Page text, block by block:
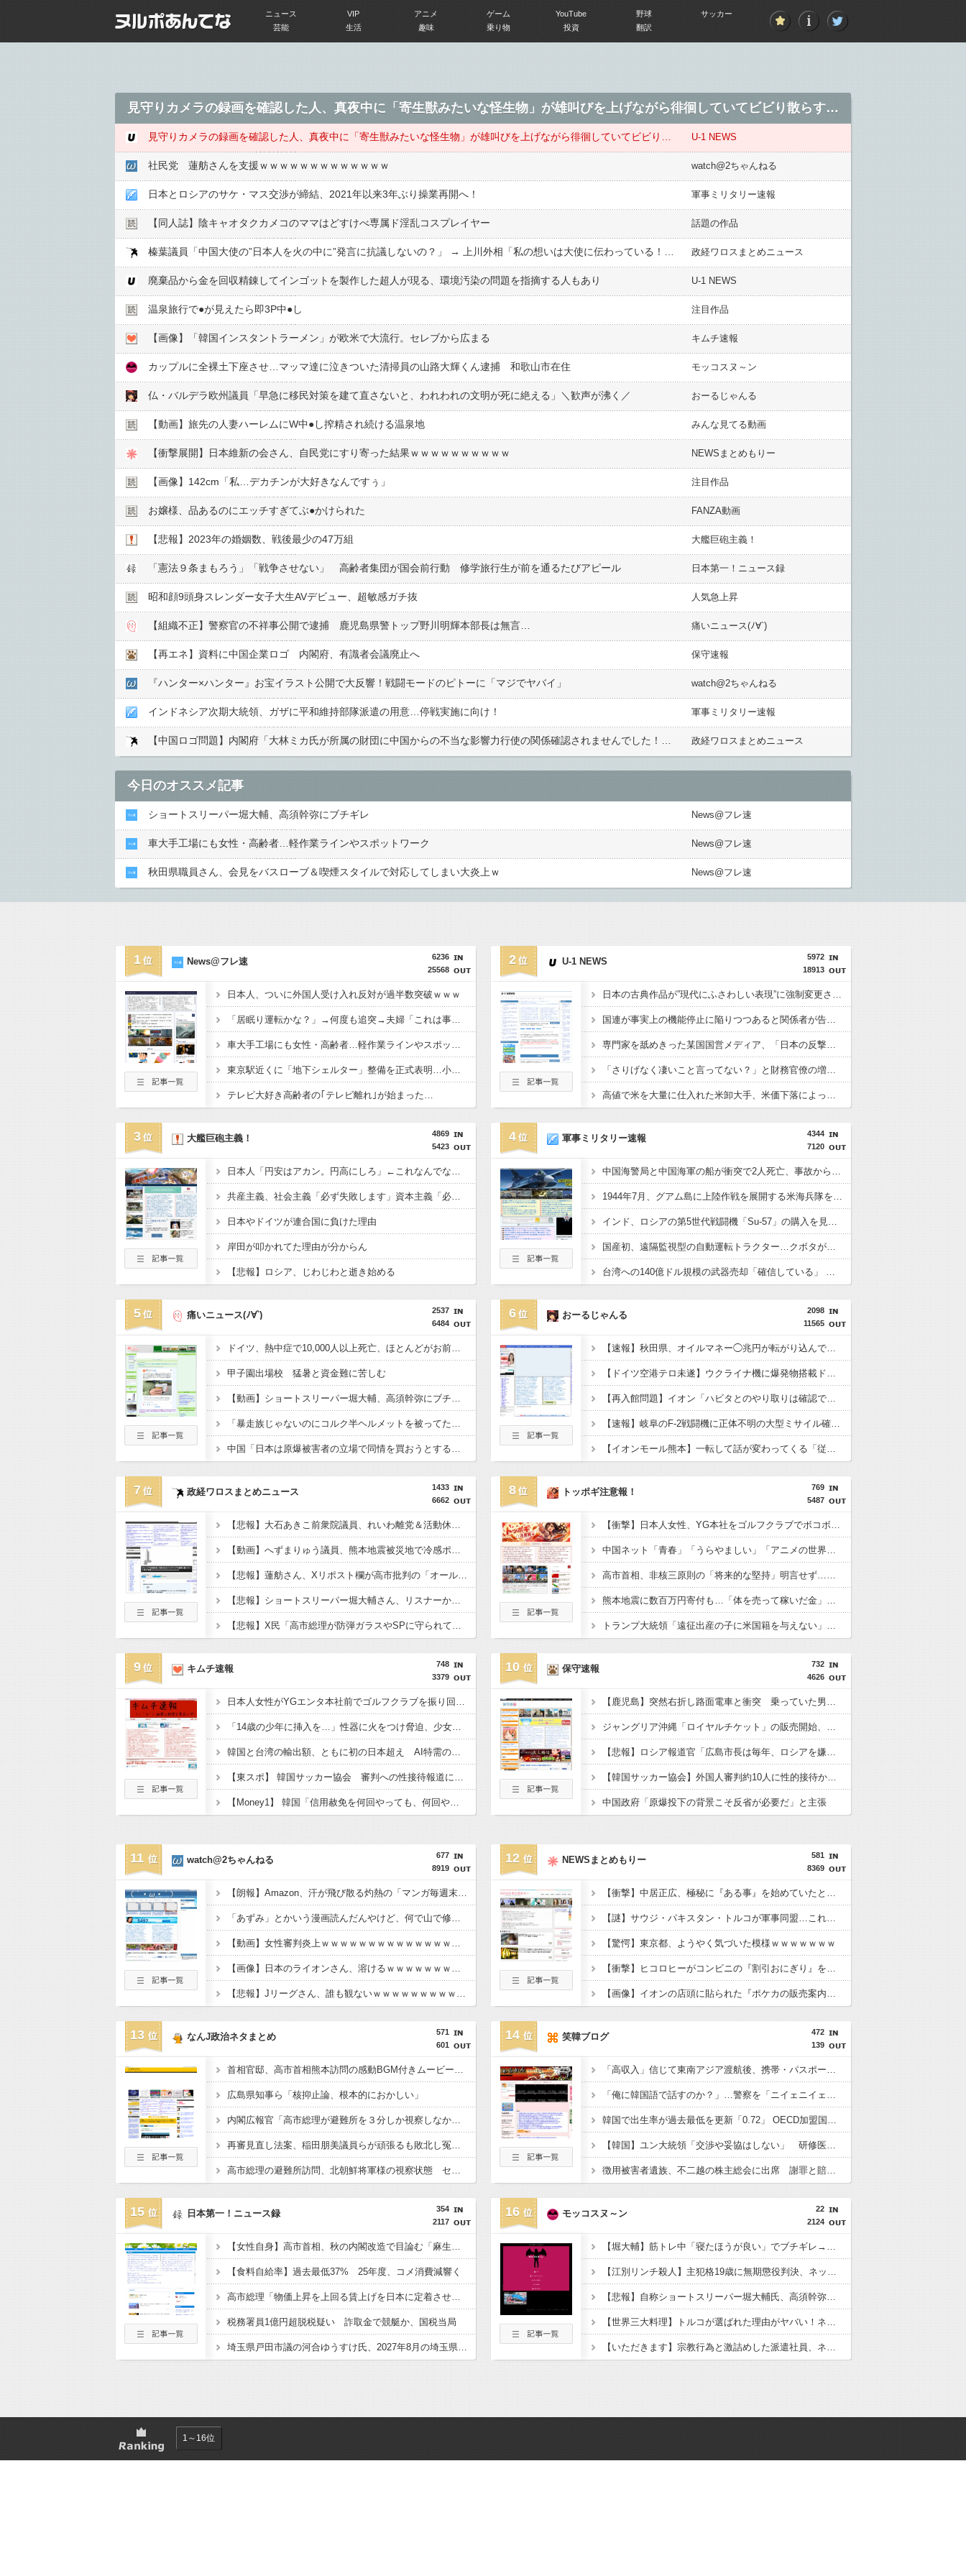
ニュース VIP アニメ ゲーム YouTube 野球
サッカー
芸能
生活 趣味 乗り物 投資 翻訳
見守りカメラの録画を確認した人、真夜中に「寄生獣みたいな怪生物」が雄叫びを上げながら徘徊していてビビり散らす……
U-1 NEWS
社民党 蓮舫さんを支援ｗｗｗｗｗｗｗｗｗｗｗｗｗ watch@2ちゃんねる
日本とロシアのサケ・マス交渉が締結、2021年以来3年ぶり操業再開へ！ 軍事ミリタリー速報
【同人誌】陰キャオタクカメコのママはどすけべ専属ド淫乱コスプレイヤー 話題の作品
政経ワロスまとめニュース
廃棄品から金を回収精錬してインゴットを製作した超人が現る、環境汚染の問題を指摘する人もあり U-1 NEWS
温泉旅行で●︎が見えたら即3P中●︎し 注目作品
【画像】「韓国インスタントラーメン」が欧米で大流行。セレブから広まる キムチ速報
カップルに全裸土下座させ…マッマ達に泣きついた清掃員の山路大輝くん逮捕 和歌山市在住 モッコスヌ～ン
仏・バルデラ欧州議員「早急に移民対策を建て直さないと、われわれの文明が死に絶える」＼歓声が沸く／ おーるじゃんる
【動画】旅先の人妻ハーレムにW中●︎し搾精され続ける温泉地 みんな見てる動画
【衝撃展開】日本維新の会さん、自民党にすり寄った結果ｗｗｗｗｗｗｗｗｗｗ NEWSまとめもりー
【画像】142cm「私…デカチンが大好きなんですぅ」 注目作品
お嬢様、品あるのにエッチすぎてぶ●︎かけられた FANZA動画
【悲報】2023年の婚姻数、戦後最少の47万組 大艦巨砲主義！
「憲法９条まもろう」「戦争させない」 高齢者集団が国会前行動 修学旅行生が前を通るたびアピール 日本第一！ニュース録
昭和顔9頭身スレンダー女子大生AVデビュー、超敏感ガチ抜 人気急上昇
【組織不正】警察官の不祥事公開で逮捕 鹿児島県警トップ野川明輝本部長は無言… 痛いニュース(ﾉ∀`)
【再エネ】資料に中国企業ロゴ 内閣府、有識者会議廃止へ 保守速報
『ハンター×ハンター』お宝イラスト公開で大反響！戦闘モードのピトーに「マジでヤバイ」 watch@2ちゃんねる
インドネシア次期大統領、ガザに平和維持部隊派遣の用意…停戦実施に向け！ 軍事ミリタリー速報
政経ワロスまとめニュース
今日のオススメ記事
ショートスリーパー堀大輔、高須幹弥にブチギレ News@フレ速
車大手工場にも女性・高齢者…軽作業ラインやスポットワーク News@フレ速
秋田県職員さん、会見をバスローブ＆喫煙スタイルで対応してしまい大炎上ｗ News@フレ速
1
6236
25568
News@フレ速
日本人、ついに外国人受け入れ反対が過半数突破ｗｗｗ
「居眠り運転かな？」→何度も追突→夫婦「これは事故じゃない」と気付く…
車大手工場にも女性・高齢者…軽作業ラインやスポットワーク
東京駅近くに「地下シェルター」整備を正式表明…小池百合子知事「多くの方が滞在、施設整備の効果高い」
テレビ大好き高齢者の｢テレビ離れ｣が始まった…
2
5972
18913
U-1 NEWS
日本の古典作品が”現代にふさわしい表現”に強制変更される事態が進行中、今の価値観に照らせば……
国連が事実上の機能停止に陥りつつあると関係者が告白、特に役に立たないくせに高給だけ毟り取った結果……
専門家を舐めきった某国国営メディア、「日本の反撃能力が地域を不安定化させている」というストーリーで番組制作を進めようとするも……
「さりげなく凄いこと言ってない？」と財務官僚の増上慢っぷりに衝撃を受ける人が続出、なぜ官僚にすぎない財務省が……
高値で米を大量に仕入れた米卸大手、米価下落によって決算が凄まじいことになっている模様
3
4869
5423
大艦巨砲主義！
日本人「円安はアカン。円高にしろ」←これなんでなんや
共産主義、社会主義「必ず失敗します」資本主義「必ず少子化します」
日本やドイツが連合国に負けた理由
岸田が叩かれてた理由が分からん
【悲報】ロシア、じわじわと逝き始める
4
4344
7120
軍事ミリタリー速報
中国海警局と中国海軍の船が衝突で2人死亡、事故から約1年を経て公表…南シナ海でフィリピン船を追跡中！
1944年7月、グアム島に上陸作戦を展開する米海兵隊を空撮！
インド、ロシアの第5世代戦闘機「Su-57」の購入を見送りか！
国産初、遠隔監視型の自動運転トラクター…クボタが来春に発売！
台湾への140億ドル規模の武器売却「確信している」 …米共和党重鎮、マコール議員が表明！
5
2537
6484
痛いニュース(ﾉ∀`)
ドイツ、熱中症で10,000人以上死亡、ほとんどがお前らと同年代で若者は元気????
甲子園出場校 猛暑と資金難に苦しむ
【動画】ショートスリーパー堀大輔、高須幹弥にブチギレ
「暴走族じゃないのにコルク半ヘルメットを被ってた」と因縁つけて暴行 少年らと父親(37)逮捕
中国「日本は原爆被害者の立場で同情を買おうとするのを止めろ」
6
2098
11565
おーるじゃんる
【速報】秋田県、オイルマネー◯兆円が転がり込んでガチで東北最強へ
【ドイツ空港テロ未遂】ウクライナ機に爆発物搭載ドローン接近→空港職員が蹴り落とす 偶然起爆せず最悪の事態回避「高性能C4搭載していた」
【再入館問題】イオン「ハビタとのやり取りは確認できず」も、抑止や社内ルール運用が徹底できなかった可能性を認める
【速報】岐阜のF-2戦闘機に正体不明の大型ミサイル確認 迎撃火器回避を備えた1000km級の変態ミサイルか
【イオンモール熊本】一転して話が変わってくる「従業員の避難誘導の証言が複数」イオン側が社内規定に抵触していた疑い
7
1433
6662
政経ワロスまとめニュース
【悲報】大石あきこ前衆院議員、れいわ離党＆活動休止を発表 → 過去の「スジを通す」宣言に】「説明責任どうなった？」とツッコミ殺到 ｗｗｗｗｗｗｗｗｗ
【動画】へずまりゅう議員、熊本地震被災地で冷感ポンチョ配布 → 被災民の衝撃の反応がコチラ → ｗｗｗｗｗｗｗｗｗｗｗｗｗｗｗｗ
【悲報】蓮舫さん、Xリポスト欄が高市批判の「オールスター状態」で埋め尽くされているとネットで話題に → ………
【悲報】ショートスリーパー堀大輔さん、リスナーから「寝たほうがいい！」と言われてガチギレし炎上 → 高須幹也医師の医学的アドバイスに激昂 ｗｗｗｗｗｗｗｗｗ
【悲報】X民「高市総理が防弾ガラスやSPに守られてながら平和式典でスピーチして「広島から出て行け！と何度も叫ばれるような人！」 ← 突っ込み殺到 ………
8
769
5487
トッポギ注意報！
【衝撃】日本人女性、YG本社をゴルフクラブでボコボコにして現行犯逮捕ｗｗｗ
中国ネット「青春」「うらやましい」「アニメの世界が現実に」
高市首相、非核三原則の「将来的な堅持」明言せず…米国の核抑止力「縛っている」との問題意識か
熊本地震に数百万円寄付も…「体を売って稼いだ金」と批判を受けた女優
トランプ大統領「遠征出産の子に米国籍を与えない」…大統領令に署名
9
748
3379
キムチ速報
日本人女性がYGエンタ本社前でゴルフクラブを振り回し逮捕…韓国
「14歳の少年に挿入を…」性器に火をつけ脅迫、少女達はモップで…657人が死亡した韓国“最悪の人権侵害”のおぞましすぎる実態
韓国と台湾の輸出額、ともに初の日本超え AI特需の恩恵で差 26年上期
【東スポ】 韓国サッカー協会 審判への性接待報道にＳＮＳ紛糾「徹底追及」「２００２年はどうなの？」
【Money1】 韓国「信用赦免を何回やっても、何回やっても」⇒ 257万人赦免したのに60万人がまた延滞者に転落！
10
732
4626
保守速報
【鹿児島】突然右折し路面電車と衝突 乗っていた男女3人は車を放置しダッシュで逃走中
ジャングリア沖縄「ロイヤルチケット」の販売開始、大人29,700円にｗｗｗｗｗｗｗｗｗ
【悲報】ロシア報道官「広島市長は毎年、ロシアを嫌悪する『偽りの呪文』を繰り返し、日本人をゾンビ化させている」と主張
【韓国サッカー協会】外国人審判約10人に性的接待か 計1496回、約2億ウォン（約2200万円）
中国政府「原爆投下の背景こそ反省が必要だ」と主張
11
677
8919
watch@2ちゃんねる
【朗報】Amazon、汗が飛び散る灼熱の「マンガ毎週末セール（50%還元）」を開催ｗｗｗｗｗｗｗｗｗｗ
「あずみ」とかいう漫画読んだんやけど、何で山で修行しただけの子供達があんなに強いんや
【動画】女性審判炎上ｗｗｗｗｗｗｗｗｗｗｗｗｗｗｗｗｗ
【画像】日本のライオンさん、溶けるｗｗｗｗｗｗｗｗｗｗｗｗｗｗ
【悲報】Jリーグさん、誰も観ないｗｗｗｗｗｗｗｗｗｗｗｗｗｗｗｗｗ
12
581
8369
NEWSまとめもりー
【衝撃】中居正広、極秘に『ある事』を始めていたと判明する・・・
【謎】サウジ・パキスタン・トルコが軍事同盟…これどこと戦う気？
【驚愕】東京都、ようやく気づいた模様ｗｗｗｗｗｗｗ
【衝撃】ヒコロヒーがコンビニの『割引おにぎり』を買わない理由がこちらｗｗｗｗ
【画像】イオンの店頭に貼られた『ポケカの販売案内』が強気すぎると話題にｗｗｗｗ
13
571
601
なんJ政治ネタまとめ
首相官邸、高市首相熊本訪問の感動BGM付きムービーを投稿「全部が全部ありがたかったです」
広島県知事ら「核抑止論、根本的におかしい」
内閣広報官「高市総理が避難所を３分しか視察しなかったなんてデマ！50分いたぞ????」 →しかし事実上の視察は数分で正解
再審見直し法案、稲田朋美議員らが頑張るも敗北し冤罪当事者が失望する内容に終わる
高市総理の避難所訪問、北朝鮮将軍様の視察状態 セッティグされた場所に登場し 「ここは快適で至れり尽くせり、日本人で良かった」と賛美を受ける しかし他の避難所では…
14
472
139
笑韓ブログ
「高収入」信じて東南アジア渡航後、携帯・パスポート奪われ監禁…韓国人の被害急増
「俺に韓国語で話すのか？」…警察を「ニイェニイェニイェ」とからかう韓国滞在外国人の投稿動画が物議
韓国で出生率が過去最低を更新「0.72」 OECD加盟国で唯一 1を下回る
【韓国】ユン大統領「交渉や妥協はしない」 研修医集団ボイコット受け
徴用被害者遺族、不二越の株主総会に出席 謝罪と賠償求める
15
354
2117
日本第一！ニュース録
【女性自身】高市首相、秋の内閣改造で目論む「麻生支配からの脱却」…茂木敏充氏も小林鷹之氏もクビ
【食料自給率】過去最低37% 25年度、コメ消費減響く
高市総理「物価上昇を上回る賃上げを日本に定着させる」 →国家公務員月給3.51％増へ 地方公務員も追随する見通し
税務署員1億円超脱税疑い 詐取金で競艇か、国税当局
埼玉県戸田市議の河合ゆうすけ氏、2027年8月の埼玉県知事選への立候補を表明
16
22
2124
モッコスヌ～ン
【堀大輔】筋トレ中「寝たほうが良い」でブチギレ→器具破壊の瞬間
【江別リンチ殺人】主犯格19歳に無期懲役判決、ネット「死刑でいい」と激怒
【悲報】自称ショートスリーパー堀大輔氏、高須幹弥に医学的指摘され激昂→FXで億単位損失も発覚
【世界三大料理】トルコが選ばれた理由がヤバい！ネット民が激論した結果
【いただきます】宗教行為と激詰めした派遣社員、ネットで大炎上
1～16位